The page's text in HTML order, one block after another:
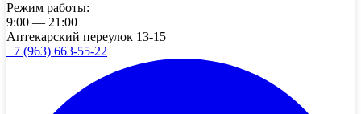
Режим работы:
9:00 — 21:00
Аптекарский переулок 13-15
+7 (963) 663-55-22